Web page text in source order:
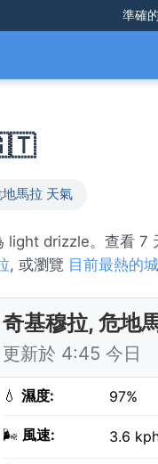
準確
馬拉 天氣
light drizzle。查看
, 或瀏覽 目前最熱的
奇基穆拉, 危地
更新於 4:45 今日
💧 濕度: 97%
🌬️ 風速: 3.6